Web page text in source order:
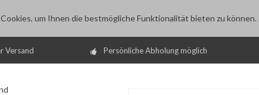
um Ihnen die bestmögliche Funktionalität bieten zu können.
Versand Persönliche Abholung möglich